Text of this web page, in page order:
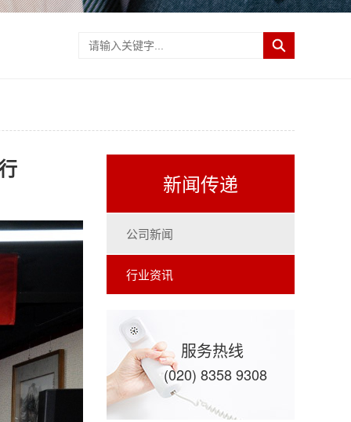
新闻传递
公司新闻
行业资讯
服务热线
(020) 8358 9308